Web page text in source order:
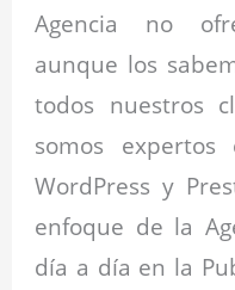
Agencia no
aunque los
todos nuestros
somos
WordPress y
enfoque de la
día a día en la